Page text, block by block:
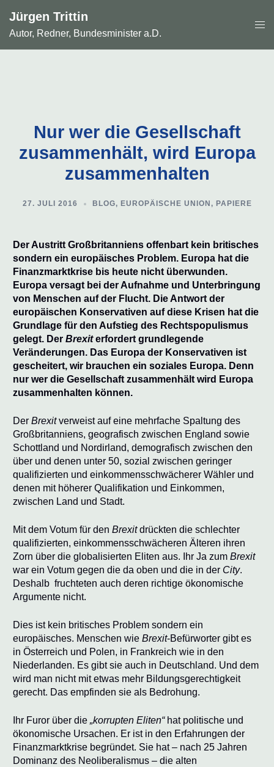
Inhalt
springen
Jürgen Trittin
Autor, Redner, Bundesminister a.D.
Nur wer die Gesellschaft
zusammenhält, wird Europa
zusammenhalten
27. JULI 2016 BLOG, EUROPÄISCHE UNION , PAPIERE
Der Austritt Großbritanniens offenbart kein britisches
sondern ein europäisches Problem. Europa hat die
Finanzmarktkrise bis heute nicht überwunden.
Europa versagt bei der Aufnahme und Unterbringung
von Menschen auf der Flucht. Die Antwort der
europäischen Konservativen auf diese Krisen hat die
Grundlage für den Aufstieg des Rechtspopulismus
gelegt. DerBrexiterfordert grundlegende
Veränderungen. Das Europa der Konservativen ist
gescheitert, wir brauchen ein soziales Europa. Denn
nur wer die Gesellschaft zusammenhält wird Europa
zusammenhalten können.
DerBrexitverweist auf eine mehrfache Spaltung des
Großbritanniens, geografisch zwischen England sowie
Schottland und Nordirland, demografisch zwischen den
über und denen unter 50, sozial zwischen geringer
qualifizierten und einkommensschwächerer Wähler und
denen mit höherer Qualifikation und Einkommen,
zwischen Land und Stadt.
Mit dem Votum für denBrexitdrückten die schlechter
qualifizierten, einkommensschwächeren Älteren ihren
Zorn über die globalisierten Eliten aus. Ihr Ja zumBrexit
war ein Votum gegen die da oben und die in der City.
Deshalb fruchteten auch deren richtige ökonomische
Argumente nicht.
Dies ist kein britisches Problem sondern ein
europäisches. Menschen wieBrexit-Befürworter gibt es
in Österreich und Polen, in Frankreich wie in den
Niederlanden. Es gibt sie auch in Deutschland. Und dem
wird man nicht mit etwas mehr Bildungsgerechtigkeit
gerecht. Das empfinden sie als Bedrohung.
Ihr Furor über die„korrupten Eliten“hat politische und
ökonomische Ursachen. Er ist in den Erfahrungen der
Finanzmarktkrise begründet. Sie hat – nach 25 Jahren
Dominanz des Neoliberalismus – die alten